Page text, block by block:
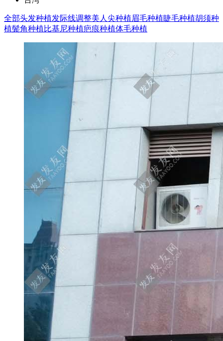
全部头发种植发际线调整美人尖种植眉毛种植睫毛种植胡须种
植鬓角种植比基尼种植疤痕种植体毛种植